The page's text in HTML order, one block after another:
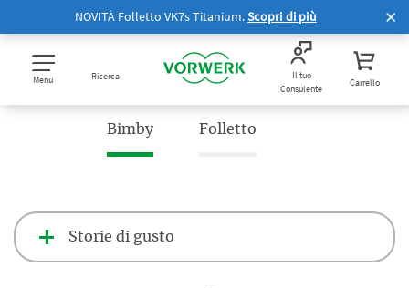
NOVITÀ Folletto VK7s Titanium.Scopri di più
Menu Ricerca
Il tuo
Consulente
Carrello
Bimby Folletto
Storie di gusto